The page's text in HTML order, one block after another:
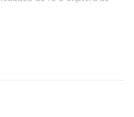
e conselhos práticos para
inspiração e significado na